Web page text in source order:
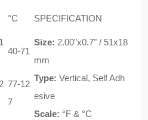
°C SPECIFICATION
40-71
Size: 2.00"x0.7" / 51x18
mm
Type: Vertical, Self Adh
esive
Scale: °F & °C
77-12
7